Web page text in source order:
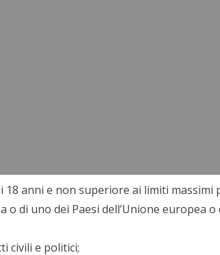
anni e non superiore ai limiti massimi
o di uno dei Paesi dell’Unione europea
civili e politici;